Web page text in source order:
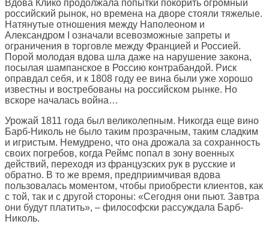
Вдова Клико продолжала попытки покорить огромный
российский рынок, но времена на дворе стояли тяжелые.
Натянутые отношения между Наполеоном и
Александром I означали всевозможные запреты и
ограничения в торговле между Францией и Россией.
Порой молодая вдова шла даже на нарушение закона,
посылая шампанское в Россию контрабандой. Риск
оправдал себя, и к 1808 году ее вина были уже хорошо
известны и востребованы на российском рынке. Но
вскоре началась война…
Урожай 1811 года был великолепным. Никогда еще вино
Барб-Николь не было таким прозрачным, таким сладким
и игристым. Немудрено, что она дрожала за сохранность
своих погребов, когда Реймс попал в зону военных
действий, переходя из французских рук в русские и
обратно. В то же время, предприимчивая вдова
пользовалась моментом, чтобы приобрести клиентов, как
с той, так и с другой стороны: «Сегодня они пьют. Завтра
они будут платить», – философски рассуждала Барб-
Николь.